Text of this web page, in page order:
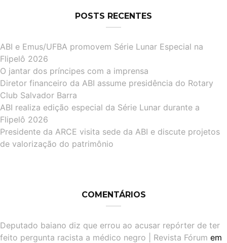
POSTS RECENTES
ABI e Emus/UFBA promovem Série Lunar Especial na
Flipelô 2026
O jantar dos príncipes com a imprensa
Diretor financeiro da ABI assume presidência do Rotary
Club Salvador Barra
ABI realiza edição especial da Série Lunar durante a
Flipelô 2026
Presidente da ARCE visita sede da ABI e discute projetos
de valorização do patrimônio
COMENTÁRIOS
Deputado baiano diz que errou ao acusar repórter de ter
feito pergunta racista a médico negro | Revista Fórum em